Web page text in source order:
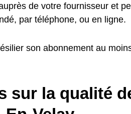
de votre fournisseur et
par téléphone, ou en ligne.
son abonnement au
sur la qualité